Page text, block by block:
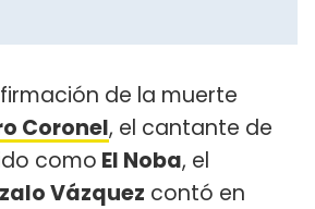
de la muerte
Coronel, el cantante de
como El Noba, el
Vázquez contó en